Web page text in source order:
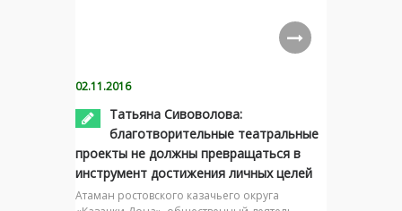
02.11.2016
Татьяна Сивоволова:
благотворительные театральные
проекты не должны превращаться в
инструмент достижения личных целей
Атаман ростовского казачьего округа